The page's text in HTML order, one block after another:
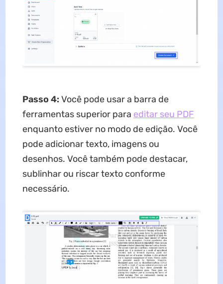
Passo 4: Você pode usar a barra de
ferramentas superior para editar seu PDF
enquanto estiver no modo de edição. Você
pode adicionar texto, imagens ou
desenhos. Você também pode destacar,
sublinhar ou riscar texto conforme
necessário.